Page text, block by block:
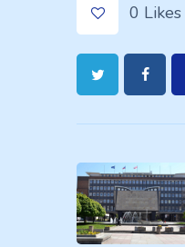
0 Likes
Navigace
pro
příspěvek